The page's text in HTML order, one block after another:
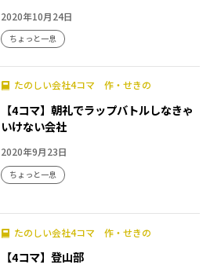
2020年10月24日
ちょっと一息
たのしい会社4コマ 作・せきの
【4コマ】朝礼でラップバトルしなきゃ
いけない会社
2020年9月23日
ちょっと一息
たのしい会社4コマ 作・せきの
【4コマ】登山部